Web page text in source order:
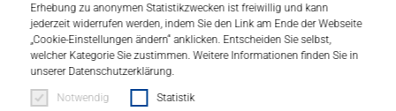
Erhebung zu anonymen Statistikzwecken ist freiwillig und kann
jederzeit widerrufen werden, indem Sie den Link am Ende der Webseite
„Cookie-Einstellungen ändern“ anklicken. Entscheiden Sie selbst,
welcher Kategorie Sie zustimmen. Weitere Informationen finden Sie in
unserer Datenschutzerklärung.
Notwendig Statistik
Lösungen
Aktuelles
Produktschulung bei
MAAS Bauzentrum
GmbH in Ilshofen